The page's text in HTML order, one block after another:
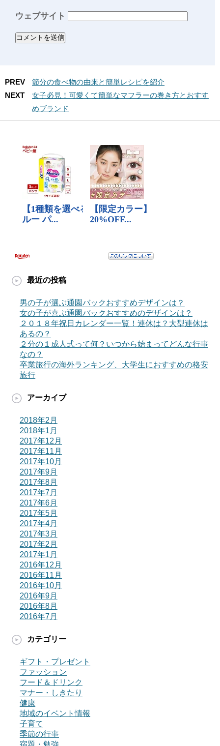
ウェブサイト
PREV
節分の食べ物の由来と簡単レシピを紹介
NEXT
女子必見！可愛くて簡単なマフラーの巻き方とおすす
めブランド
最近の投稿
男の子が選ぶ通園バックおすすめデザインは？
女の子が喜ぶ通園バックおすすめのデザインは？
２０１８年祝日カレンダー一覧！連休は？大型連休は
あるの？
２分の１成人式って何？いつから始まってどんな行事
なの？
卒業旅行の海外ランキング、大学生におすすめの格安
旅行
アーカイブ
2018年2月
2018年1月
2017年12月
2017年11月
2017年10月
2017年9月
2017年8月
2017年7月
2017年6月
2017年5月
2017年4月
2017年3月
2017年2月
2017年1月
2016年12月
2016年11月
2016年10月
2016年9月
2016年8月
2016年7月
カテゴリー
ギフト・プレゼント
ファッション
フード＆ドリンク
マナー・しきたり
健康
地域のイベント情報
子育て
季節の行事
宿題・勉強